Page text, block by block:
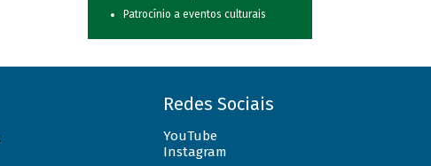
Patrocínio a eventos culturais
Redes Sociais
YouTube
Instagram